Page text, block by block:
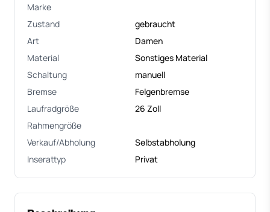
Marke
Zustand
gebraucht
Art
Damen
Material
Sonstiges Material
Schaltung
manuell
Bremse
Felgenbremse
Laufradgröße
26 Zoll
Rahmengröße
Verkauf/Abholung
Selbstabholung
Inserattyp
Privat